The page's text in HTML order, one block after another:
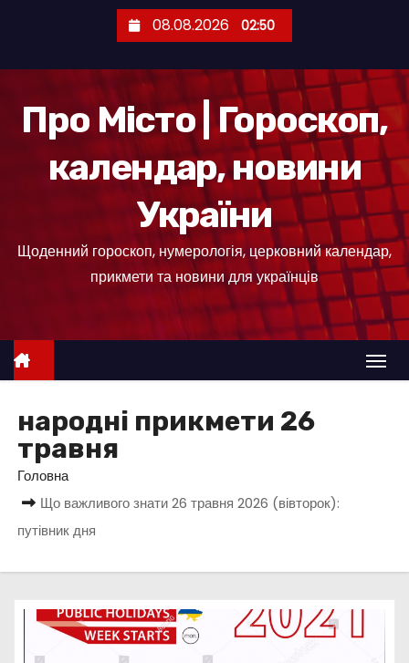
е
08.08.2026 02:50
Про Місто | Гороскоп,
календар, новини
України
Щоденний гороскоп, нумерологія, церковний календар,
прикмети та новини для українців
народні прикмети 26
травня
Головна
Що важливого знати 26 травня 2026 (вівторок):
путівник дня